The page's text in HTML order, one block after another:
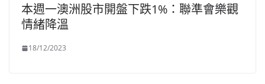
本週一澳洲股市開盤下跌1%：聯準會樂觀
情緒降溫
18/12/2023